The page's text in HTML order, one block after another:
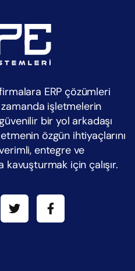
ERP çözümleri
işletmelerin
bir yol arkadaşı
özgün ihtiyaçlarını
entegre ve
için çalışır.